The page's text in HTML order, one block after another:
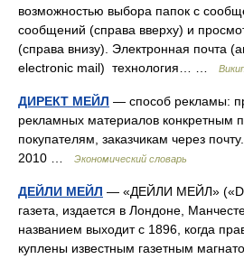
возможностью выбора папок с
сообщений (справа вверху) и
(справа внизу). Электронная почта
electronic mail) технология… …
ДИРЕКТ МЕЙЛ — способ рекламы:
рекламных материалов конкретным
покупателям, заказчикам через
2010 …
Экономический словарь
ДЕЙЛИ МЕЙЛ — «ДЕЙЛИ МЕЙЛ»
газета, издается в Лондоне,
названием выходит с 1896, когда
куплены известным газетным